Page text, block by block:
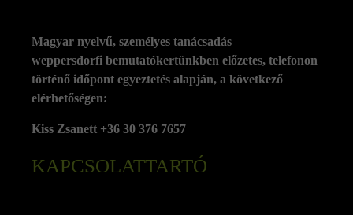
KAPCSOLATTARTÓ
Magyar nyelvű, személyes tanácsadás
weppersdorfi bemutatókertünkben előzetes, telefonon
történő időpont egyeztetés alapján, a következő
elérhetőségen:
Kiss Zsanett +36 30 376 7657